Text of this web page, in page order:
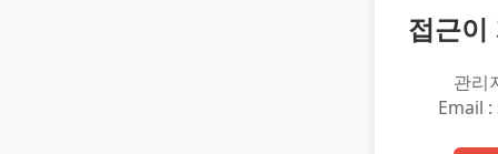
접근이
관리
Email